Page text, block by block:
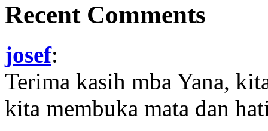
Recent Comments
josef:
Terima kasih mba Yana,
kita membuka mata dan